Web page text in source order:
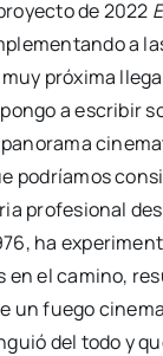
de 2022
a
próxima
a escribir
podríamos
profesional
ha
en el camino,
un fuego
del todo y